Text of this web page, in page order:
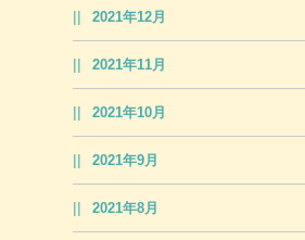
2021年12月
2021年11月
2021年10月
2021年9月
2021年8月